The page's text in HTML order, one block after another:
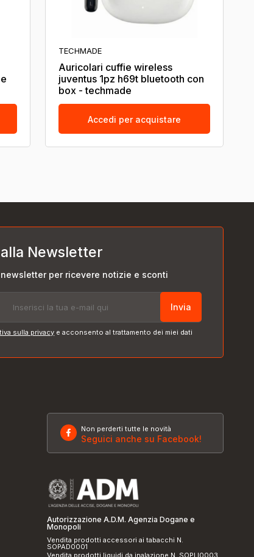
TECHMADE
Auricolari cuffie wireless
juventus 1pz h69t bluetooth con
box - techmade
Accedi per acquistare
Newsletter
per ricevere notizie e sconti
Invia
sulla privacy e acconsento al trattamento dei miei dati
Non perderti tutte le novità
Seguici anche su Facebook!
Autorizzazione A.D.M. Agenzia Dogane e
Monopoli
Vendita prodotti accessori ai tabacchi N.
SOPAD0001
Vendita prodotti liquidi da inalazione N. SOPLI0003